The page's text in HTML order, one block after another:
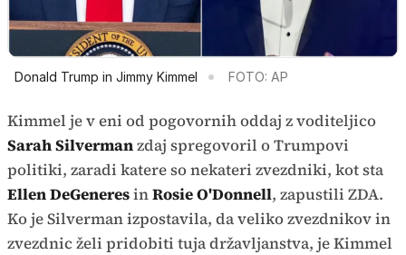
Donald Trump in Jimmy Kimmel FOTO: AP
Kimmel je v eni od pogovornih oddaj z voditeljico
Sarah Silvermanzdaj spregovoril o Trumpovi
politiki, zaradi katere so nekateri zvezdniki, kot sta
Ellen DeGeneresinRosie O'Donnell, zapustili ZDA.
Ko je Silverman izpostavila, da veliko zvezdnikov in
zvezdnic želi pridobiti tuja državljanstva, je Kimmel